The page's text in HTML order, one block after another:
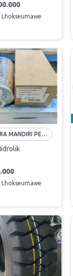
TIARA MANDIRI PERKASA